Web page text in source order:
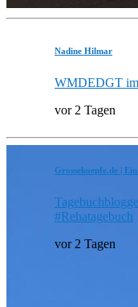
Nadine Hilmar
WMDEDGT
vor 2 Tagen
Grossekoepfe.de |
#Rehatagebuch
vor 2 Tagen